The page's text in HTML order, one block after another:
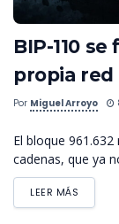
BIP-110
propia red
Por Miguel Arroyo
El bloque
cadenas, que ya
LEER MÁS